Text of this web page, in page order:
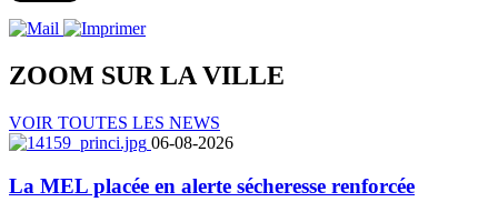
ZOOM SUR LAVILLE
VOIR TOUTES LES NEWS
06-08-2026
La MEL placée en alerte sécheresse renforcée